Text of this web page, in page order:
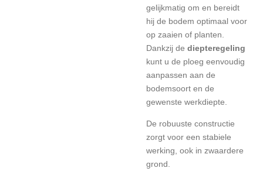
gelijkmatig om en bereidt
hij de bodem optimaal voor
op zaaien of planten.
Dankzij de diepteregeling
kunt u de ploeg eenvoudig
aanpassen aan de
bodemsoort en de
gewenste werkdiepte.
De robuuste constructie
zorgt voor een stabiele
werking, ook in zwaardere
grond.